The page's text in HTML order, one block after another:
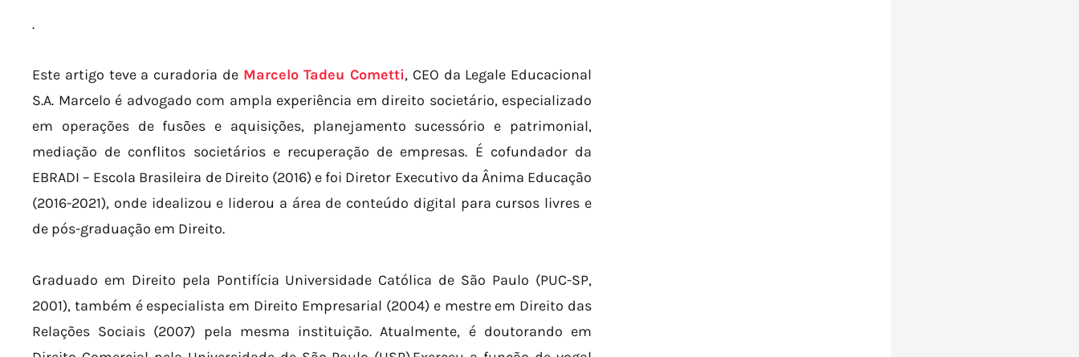
.
Este artigo teve a curadoria de Marcelo Tadeu Cometti, CEO da Legale Educacional
S.A. Marcelo é advogado com ampla experiência em direito societário, especializado
em operações de fusões e aquisições, planejamento sucessório e patrimonial,
mediação de conflitos societários e recuperação de empresas. É cofundador da
EBRADI – Escola Brasileira de Direito (2016) e foi Diretor Executivo da Ânima Educação
(2016-2021), onde idealizou e liderou a área de conteúdo digital para cursos livres e
de pós-graduação em Direito.
Graduado em Direito pela Pontifícia Universidade Católica de São Paulo (PUC-SP,
2001), também é especialista em Direito Empresarial (2004) e mestre em Direito das
Relações Sociais (2007) pela mesma instituição. Atualmente, é doutorando em